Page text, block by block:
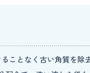
ことなく古い角質を除